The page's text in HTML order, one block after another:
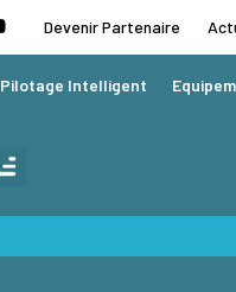
Devenir Partenaire
Pilotage Intelligent